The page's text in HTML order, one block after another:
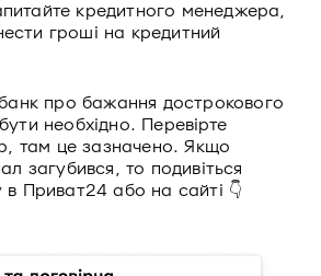
кредитного менеджера,
гроші на кредитний
про бажання дострокового
необхідно. Перевірте
там це зазначено. Якщо
загубився, то подивіться
Приват24 або на сайті 👇